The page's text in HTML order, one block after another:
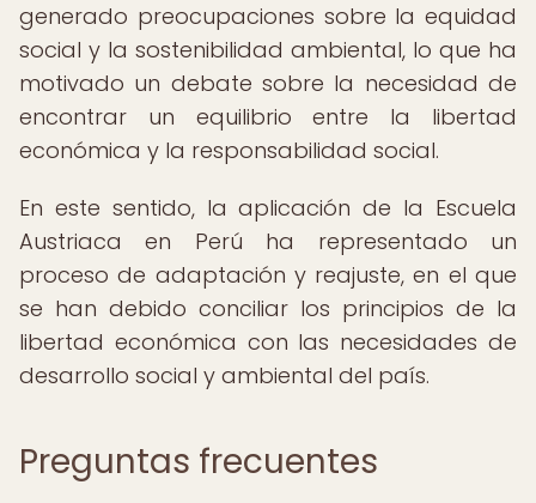
generado preocupaciones sobre la equidad
social y la sostenibilidad ambiental, lo que ha
motivado un debate sobre la necesidad de
encontrar un equilibrio entre la libertad
económica y la responsabilidad social.
En este sentido, la aplicación de la Escuela
Austriaca en Perú ha representado un
proceso de adaptación y reajuste, en el que
se han debido conciliar los principios de la
libertad económica con las necesidades de
desarrollo social y ambiental del país.
Preguntas frecuentes